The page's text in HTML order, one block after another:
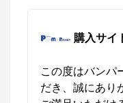
購入サイ
この度はバンパ
だき、誠にあり